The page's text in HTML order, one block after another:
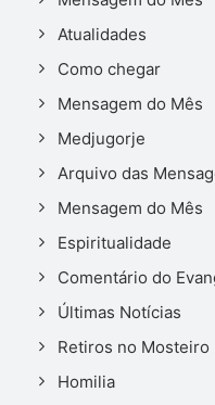
Atualidades
Como chegar
Mensagem do Mês
Medjugorje
Arquivo das
Mensagem do Mês
Espiritualidade
Comentário do
Últimas Notícias
Retiros no Mosteiro
Homilia